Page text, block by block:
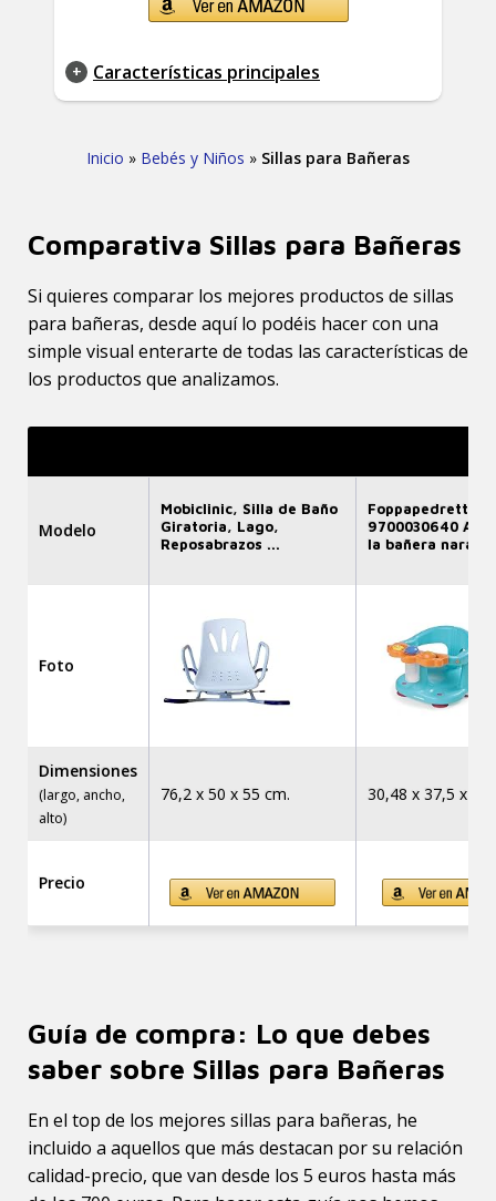
Características principales
Inicio » Bebés y Niños » Sillas para Bañeras
Comparativa Sillas para Bañeras
Si quieres comparar los mejores productos de sillas
para bañeras, desde aquí lo podéis hacer con una
simple visual enterarte de todas las características de
los productos que analizamos.
Modelo
Mobiclinic, Silla de Baño
Giratoria, Lago,
Reposabrazos ...
Foppapedretti -
9700030640
la bañera naran
Foto
Dimensiones
(largo, ancho,
alto)
76,2 x 50 x 55 cm. 30,48 x 37,5 x 25
Precio
Guía de compra: Lo que debes
saber sobre Sillas para Bañeras
En el top de los mejores sillas para bañeras, he
incluido a aquellos que más destacan por su relación
calidad-precio, que van desde los 5 euros hasta más